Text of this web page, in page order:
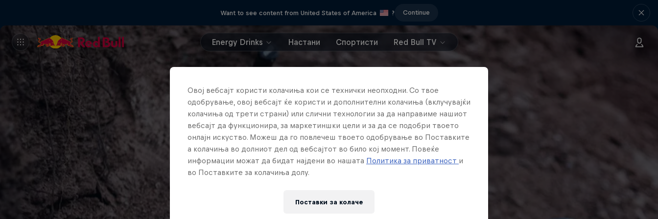
Want to see content from United States of America ? Continue
Energy Drinks Настани Спортисти Red Bull TV
Овој вебсајт користи колачиња кои се технички неопходни. Со твое
одобрување, овој вебсајт ќе користи и дополнителни колачиња (вклучувајќи
колачиња од трети страни) или слични технологии за да направиме нашиот
вебсајт да функционира, за маркетиншки цели и за да се подобри твоето
онлајн искуство. Можеш да го повлечеш твоето одобрување во Поставките
а колачиња во долниот дел од вебсајтот во било кој момент. Повеќе
информации можат да бидат најдени во нашата Политика за приватност и
во Поставките за колачиња долу.
Поставки за колачe